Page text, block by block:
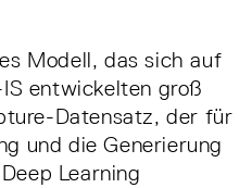
Modell, das sich auf
entwickelten groß
Datensatz, der für
und die Generierung
Learning